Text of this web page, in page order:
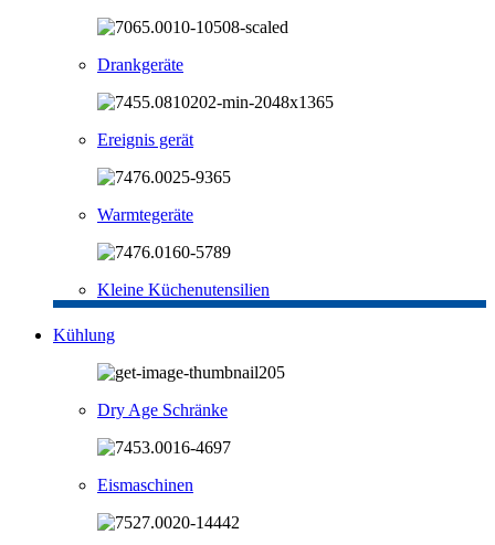
Drankgeräte
Ereignis gerät
Warmtegeräte
Kleine Küchenutensilien
Kühlung
Dry Age Schränke
Eismaschinen